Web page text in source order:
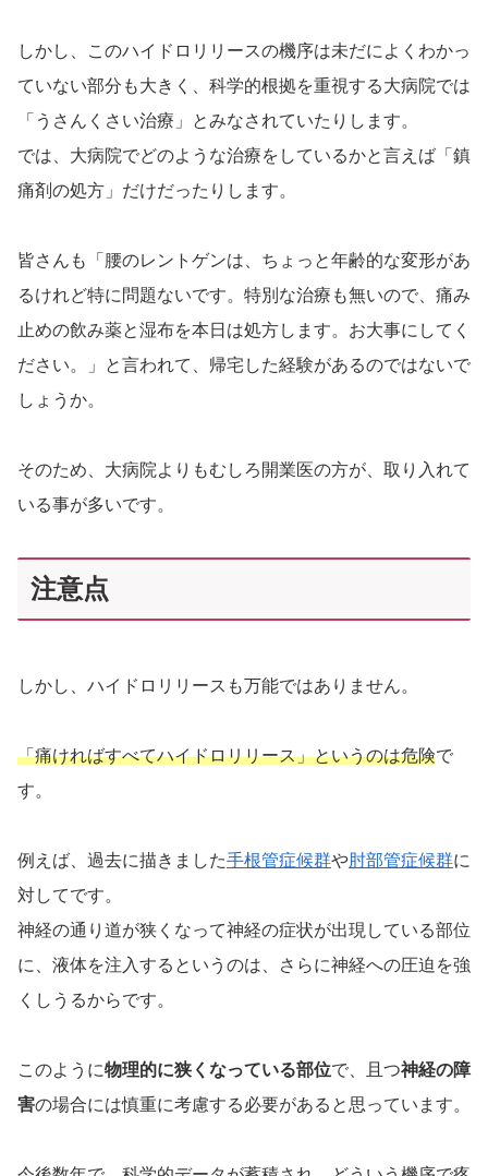
しかし、このハイドロリリースの機序は未だによくわかっ
ていない部分も大きく、科学的根拠を重視する大病院では
「うさんくさい治療」とみなされていたりします。
では、大病院でどのような治療をしているかと言えば「鎮
痛剤の処方」だけだったりします。
皆さんも「腰のレントゲンは、ちょっと年齢的な変形があ
るけれど特に問題ないです。特別な治療も無いので、痛み
止めの飲み薬と湿布を本日は処方します。お大事にしてく
ださい。」と言われて、帰宅した経験があるのではないで
しょうか。
そのため、大病院よりもむしろ開業医の方が、取り入れて
いる事が多いです。
注意点
しかし、ハイドロリリースも万能ではありません。
「痛ければすべてハイドロリリース」というのは危険で
す。
例えば、過去に描きました手根管症候群や肘部管症候群に
対してです。
神経の通り道が狭くなって神経の症状が出現している部位
に、液体を注入するというのは、さらに神経への圧迫を強
くしうるからです。
このように物理的に狭くなっている部位で、且つ神経の障
害の場合には慎重に考慮する必要があると思っています。